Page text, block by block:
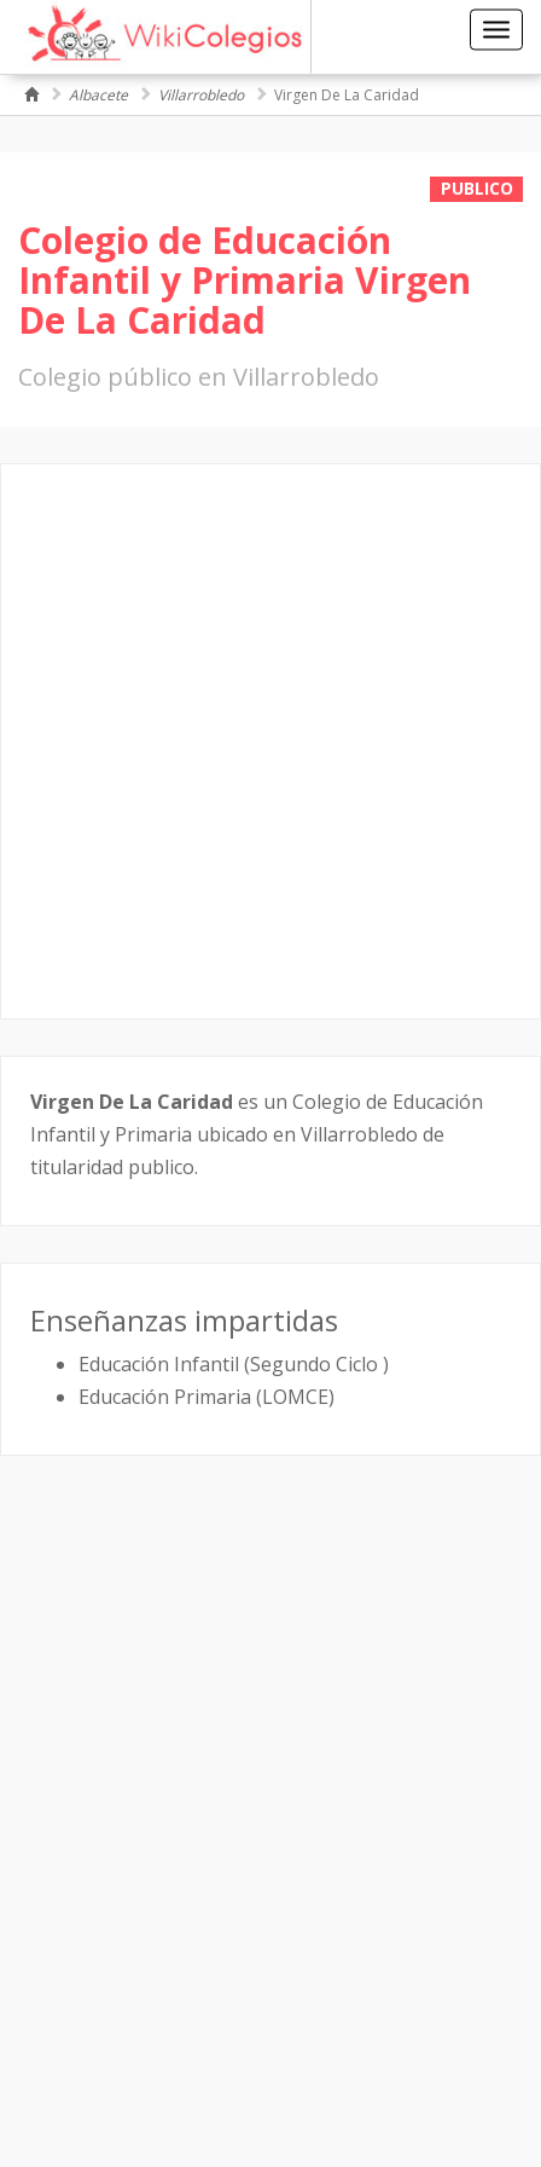
Albacete Villarrobledo Virgen De La Caridad
PUBLICO
Colegio de Educación
Infantil y Primaria Virgen
De La Caridad
Colegio público en Villarrobledo
Virgen De La Caridad es un Colegio de Educación
Infantil y Primaria ubicado en Villarrobledo de
titularidad publico.
Enseñanzas impartidas
Educación Infantil (Segundo Ciclo )
Educación Primaria (LOMCE)